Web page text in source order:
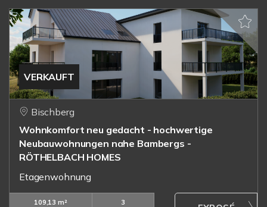
VERKAUFT
Bischberg
Wohnkomfort neu gedacht - hochwertige
Neubauwohnungen nahe Bambergs -
RÖTHELBACH HOMES
Etagenwohnung
109,13 m²
3